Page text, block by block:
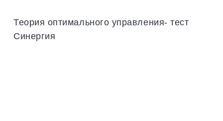
Теория оптимального управления- тест
Синергия